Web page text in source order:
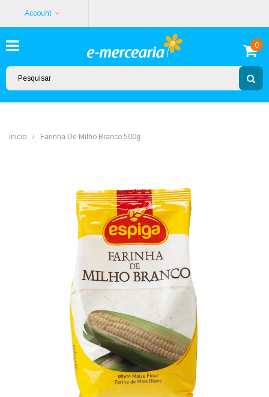
Account
0
Início / Farinha De Milho Branco 500g